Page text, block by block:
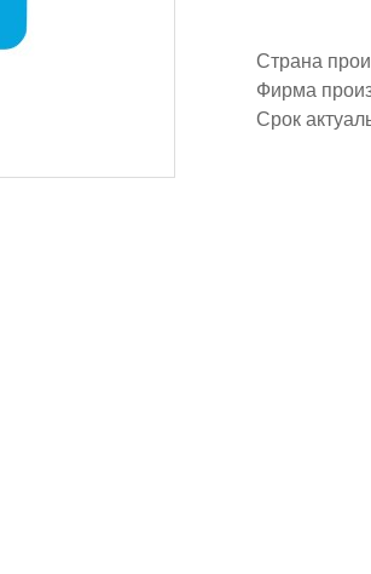
Страна
Фирма
Срок